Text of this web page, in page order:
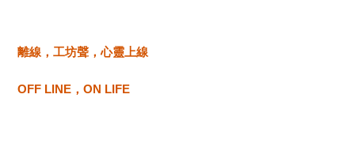
離線，工坊聲，心靈上線
OFF LINE ，ON LIFE